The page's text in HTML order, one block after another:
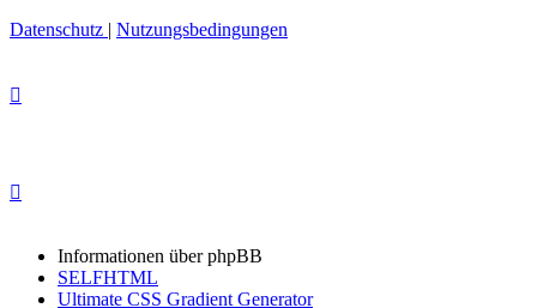
Datenschutz | Nutzungsbedingungen
Informationen über phpBB
SELFHTML
Ultimate CSS Gradient Generator